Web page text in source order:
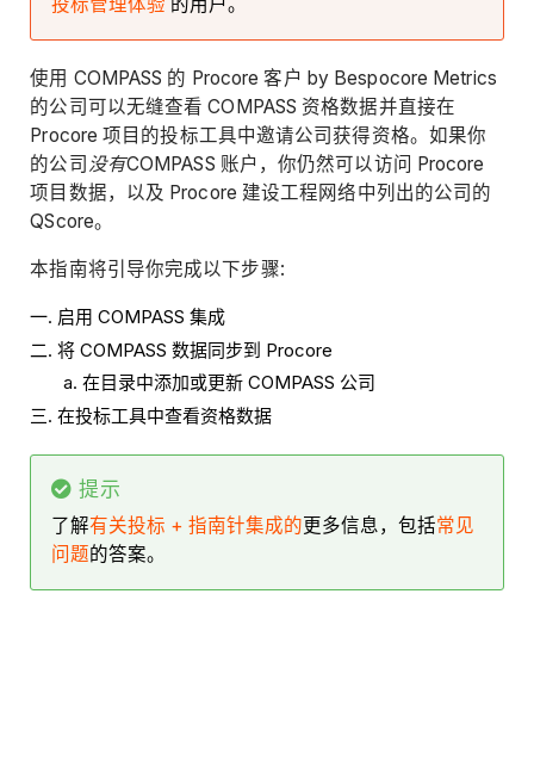
投标管理体验 的用户。
使用 COMPASS 的 Procore 客户 by Bespocore Metrics
的公司可以无缝查看 COMPASS 资格数据并直接在
Procore 项目的投标工具中邀请公司获得资格。如果你
的公司 没有COMPASS 账户，你仍然可以访问 Procore
项目数据，以及 Procore 建设工程网络中列出的公司的
QScore。
本指南将引导你完成以下步骤:
启用 COMPASS 集成
将 COMPASS 数据同步到 Procore
在目录中添加或更新 COMPASS 公司
在投标工具中查看资格数据
提示
了解有关投标 + 指南针集成的更多信息，包括常见
问题的答案。